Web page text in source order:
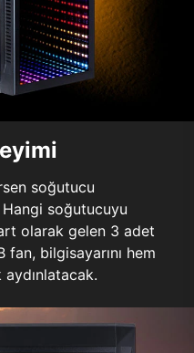
soğutucu
soğutucuyu
olarak gelen 3 adet
fan, bilgisayarını hem